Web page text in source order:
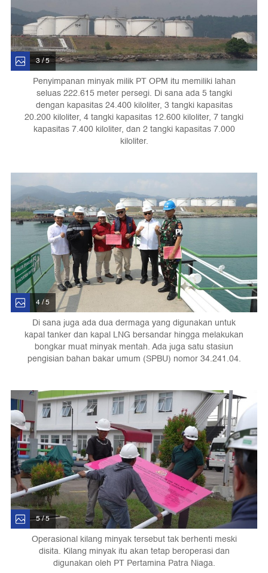
3 / 5
Penyimpanan minyak milik PT OPM itu memiliki lahan
seluas 222.615 meter persegi. Di sana ada 5 tangki
dengan kapasitas 24.400 kiloliter, 3 tangki kapasitas
20.200 kiloliter, 4 tangki kapasitas 12.600 kiloliter, 7 tangki
kapasitas 7.400 kiloliter, dan 2 tangki kapasitas 7.000
kiloliter.
4 / 5
Di sana juga ada dua dermaga yang digunakan untuk
kapal tanker dan kapal LNG bersandar hingga melakukan
bongkar muat minyak mentah. Ada juga satu stasiun
pengisian bahan bakar umum (SPBU) nomor 34.241.04.
5 / 5
Operasional kilang minyak tersebut tak berhenti meski
disita. Kilang minyak itu akan tetap beroperasi dan
digunakan oleh PT Pertamina Patra Niaga.